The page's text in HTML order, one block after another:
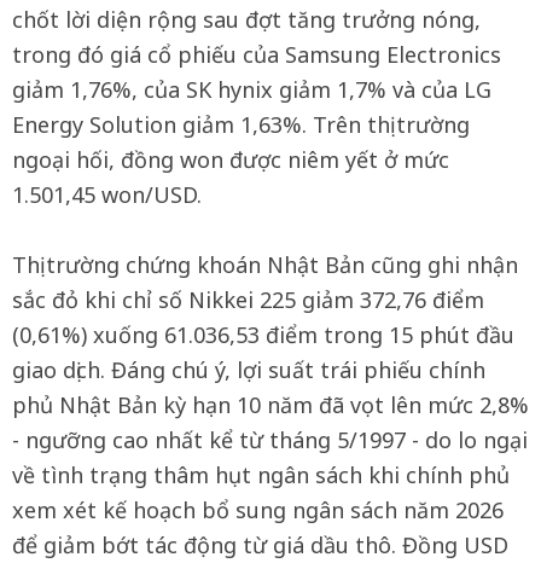
chốt lời diện rộng sau đợt tăng trưởng nóng,
trong đó giá cổ phiếu của Samsung Electronics
giảm 1,76%, của SK hynix giảm 1,7% và của LG
Energy Solution giảm 1,63%. Trên thị trường
ngoại hối, đồng won được niêm yết ở mức
1.501,45 won/USD.
Thị trường chứng khoán Nhật Bản cũng ghi nhận
sắc đỏ khi chỉ số Nikkei 225 giảm 372,76 điểm
(0,61%) xuống 61.036,53 điểm trong 15 phút đầu
giao dịch. Đáng chú ý, lợi suất trái phiếu chính
phủ Nhật Bản kỳ hạn 10 năm đã vọt lên mức 2,8%
- ngưỡng cao nhất kể từ tháng 5/1997 - do lo ngại
về tình trạng thâm hụt ngân sách khi chính phủ
xem xét kế hoạch bổ sung ngân sách năm 2026
để giảm bớt tác động từ giá dầu thô. Đồng USD